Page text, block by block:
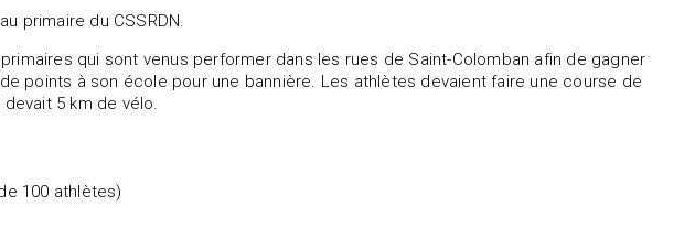
primaire du CSSRDN.
qui sont venus performer dans les rues de Saint-Colomban afin de gagner
points à son école pour une bannière. Les athlètes devaient faire une course de
5 km de vélo.
100 athlètes)